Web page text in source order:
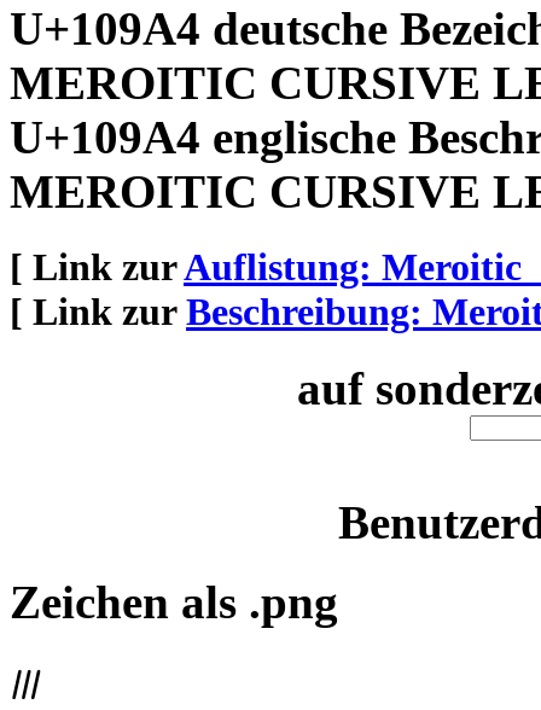
U+109A4 deutsche
MEROITIC CURSIVE
U+109A4 englische
MEROITIC CURSIVE
[ Link zurAuflistung:
[ Link zurBeschreibung:
auf
Zeichen als .png
𐦤